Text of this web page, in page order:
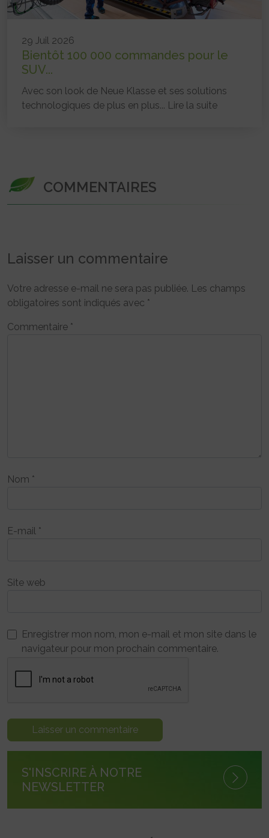
29 Juil 2026
Bientôt 100 000 commandes pour le
SUV...
Avec son look de Neue Klasse et ses solutions
technologiques de plus en plus... Lire la suite
COMMENTAIRES
Laisser un commentaire
Votre adresse e-mail ne sera pas publiée. Les champs
obligatoires sont indiqués avec *
Commentaire *
Nom *
E-mail *
Site web
Enregistrer mon nom, mon e-mail et mon site dans le
navigateur pour mon prochain commentaire.
S'INSCRIRE À NOTRE
NEWSLETTER